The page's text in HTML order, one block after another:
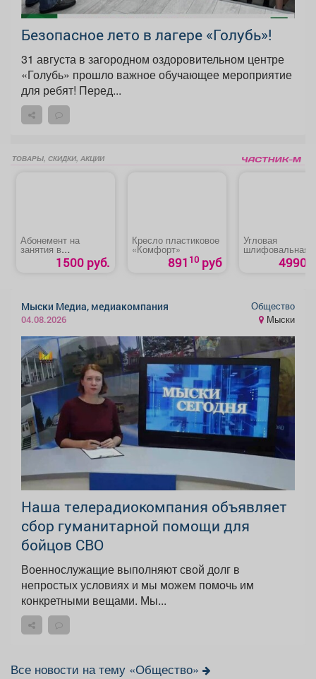
Безопасное лето в лагере «Голубь»!
31 августа в загородном оздоровительном центре
«Голубь» прошло важное обучающее мероприятие
для ребят! Перед...
ТОВАРЫ, СКИДКИ, АКЦИИ
Абонемент на
занятия в
тренажерном зале
для студентов1500 руб.
Кресло пластиковое
«Комфорт»
891 10 руб
Угловая
шлифовальная
машина
HAG1012»4990
Мыски Медиа, медиакомпания
04.08.2026
Общество
Мыски
Наша телерадиокомпания объявляет
сбор гуманитарной помощи для
бойцов СВО
Военнослужащие выполняют свой долг в
непростых условиях и мы можем помочь им
конкретными вещами. Мы...
Все новости на тему «Общество»